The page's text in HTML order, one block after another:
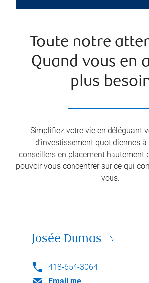
Toute notre
Quand vous en
plus
Simplifiez votre vie en déléguant
d’investissement quotidiennes à
conseillers en placement hautement
pouvoir vous concentrer sur ce qui
vous.
Josée Dumas
418-654-3064
Email me